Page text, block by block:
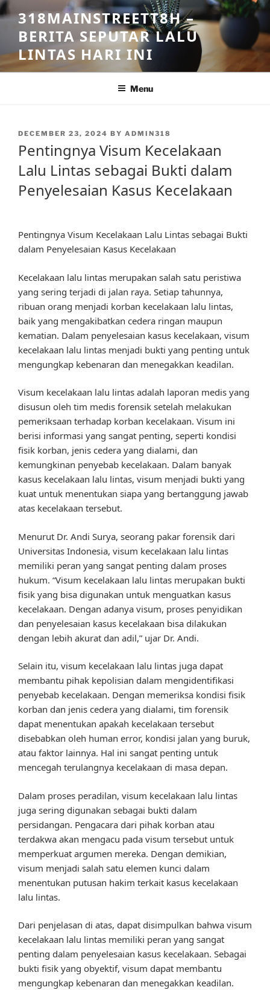
Skip
to
content
318MAINSTREETT8H –
BERITA SEPUTAR LALU
LINTAS HARI INI
Menu
POSTED
DECEMBER 23, 2024 BY ADMIN318
Pentingnya Visum Kecelakaan
Lalu Lintas sebagai Bukti dalam
Penyelesaian Kasus Kecelakaan
Pentingnya Visum Kecelakaan Lalu Lintas sebagai Bukti
dalam Penyelesaian Kasus Kecelakaan
Kecelakaan lalu lintas merupakan salah satu peristiwa
yang sering terjadi di jalan raya. Setiap tahunnya,
ribuan orang menjadi korban kecelakaan lalu lintas,
baik yang mengakibatkan cedera ringan maupun
kematian. Dalam penyelesaian kasus kecelakaan, visum
kecelakaan lalu lintas menjadi bukti yang penting untuk
mengungkap kebenaran dan menegakkan keadilan.
Visum kecelakaan lalu lintas adalah laporan medis yang
disusun oleh tim medis forensik setelah melakukan
pemeriksaan terhadap korban kecelakaan. Visum ini
berisi informasi yang sangat penting, seperti kondisi
fisik korban, jenis cedera yang dialami, dan
kemungkinan penyebab kecelakaan. Dalam banyak
kasus kecelakaan lalu lintas, visum menjadi bukti yang
kuat untuk menentukan siapa yang bertanggung jawab
atas kecelakaan tersebut.
Menurut Dr. Andi Surya, seorang pakar forensik dari
Universitas Indonesia, visum kecelakaan lalu lintas
memiliki peran yang sangat penting dalam proses
hukum. “Visum kecelakaan lalu lintas merupakan bukti
fisik yang bisa digunakan untuk menguatkan kasus
kecelakaan. Dengan adanya visum, proses penyidikan
dan penyelesaian kasus kecelakaan bisa dilakukan
dengan lebih akurat dan adil,” ujar Dr. Andi.
Selain itu, visum kecelakaan lalu lintas juga dapat
membantu pihak kepolisian dalam mengidentifikasi
penyebab kecelakaan. Dengan memeriksa kondisi fisik
korban dan jenis cedera yang dialami, tim forensik
dapat menentukan apakah kecelakaan tersebut
disebabkan oleh human error, kondisi jalan yang buruk,
atau faktor lainnya. Hal ini sangat penting untuk
mencegah terulangnya kecelakaan di masa depan.
Dalam proses peradilan, visum kecelakaan lalu lintas
juga sering digunakan sebagai bukti dalam
persidangan. Pengacara dari pihak korban atau
terdakwa akan mengacu pada visum tersebut untuk
memperkuat argumen mereka. Dengan demikian,
visum menjadi salah satu elemen kunci dalam
menentukan putusan hakim terkait kasus kecelakaan
lalu lintas.
Dari penjelasan di atas, dapat disimpulkan bahwa visum
kecelakaan lalu lintas memiliki peran yang sangat
penting dalam penyelesaian kasus kecelakaan. Sebagai
bukti fisik yang obyektif, visum dapat membantu
mengungkap kebenaran dan menegakkan keadilan.